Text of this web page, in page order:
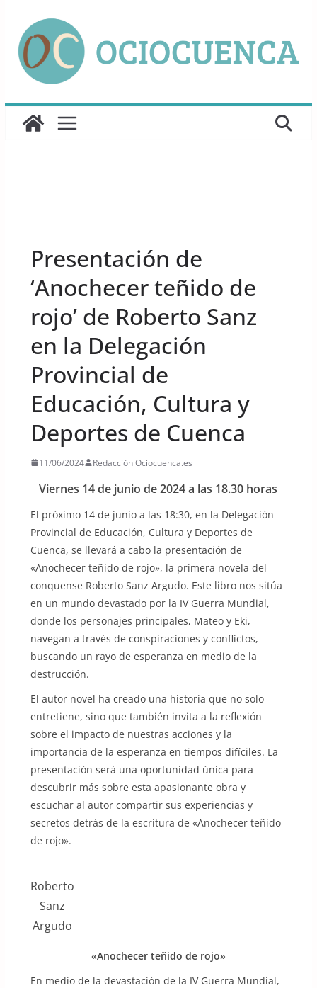
contenido
Presentación de
‘Anochecer teñido de
rojo’ de Roberto Sanz
en la Delegación
Provincial de
Educación, Cultura y
Deportes de Cuenca
11/06/2024 Redacción Ociocuenca.es
Viernes 14 de junio de 2024 a las 18.30 horas
El próximo 14 de junio a las 18:30, en la Delegación
Provincial de Educación, Cultura y Deportes de
Cuenca, se llevará a cabo la presentación de
«Anochecer teñido de rojo», la primera novela del
conquense Roberto Sanz Argudo. Este libro nos sitúa
en un mundo devastado por la IV Guerra Mundial,
donde los personajes principales, Mateo y Eki,
navegan a través de conspiraciones y conflictos,
buscando un rayo de esperanza en medio de la
destrucción.
El autor novel ha creado una historia que no solo
entretiene, sino que también invita a la reflexión
sobre el impacto de nuestras acciones y la
importancia de la esperanza en tiempos difíciles. La
presentación será una oportunidad única para
descubrir más sobre esta apasionante obra y
escuchar al autor compartir sus experiencias y
secretos detrás de la escritura de «Anochecer teñido
de rojo».
Roberto
Sanz
Argudo
«Anochecer teñido de rojo»
En medio de la devastación de la IV Guerra Mundial,